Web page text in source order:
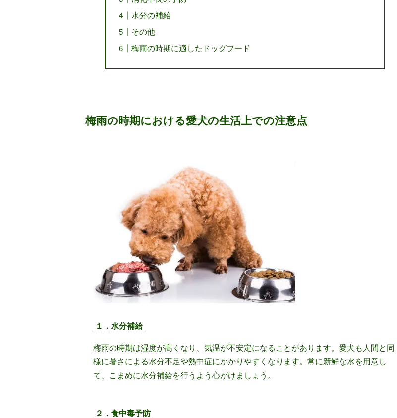
水分の補給
その他
梅雨の時期に適したドッグフード
梅雨の時期における愛犬の生活上での注意点
１．水分補給
梅雨の時期は湿度が高くなり、気温が不安定になることがあります。愛犬も人間と同
様に暑さによる水分不足や熱中症にかかりやすくなります。常に新鮮な水を用意し
て、こまめに水分補給を行うよう心がけましょう。
２．食中毒予防